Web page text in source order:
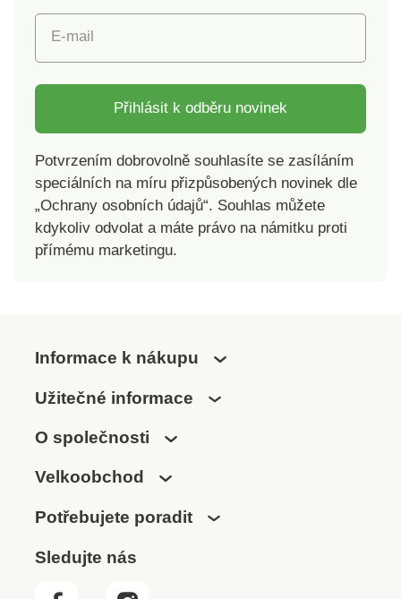
E-mail
Přihlásit k odběru novinek
Potvrzením dobrovolně souhlasíte se zasíláním
speciálních na míru přizpůsobených novinek dle
„Ochrany osobních údajů“. Souhlas můžete
kdykoliv odvolat a máte právo na námitku proti
přímému marketingu.
Informace k nákupu
Užitečné informace
O společnosti
Velkoobchod
Potřebujete poradit
Sledujte nás